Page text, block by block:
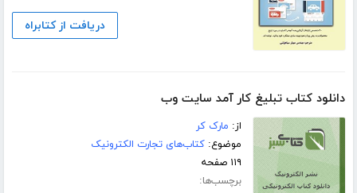
دریافت از کتابراه
دانلود کتاب تبلیغ کار آمد سایت وب
از: مارک کر
موضوع:کتاب‌های تجارت الکترونیک
۱۱۹ صفحه
برچسب‌ها: